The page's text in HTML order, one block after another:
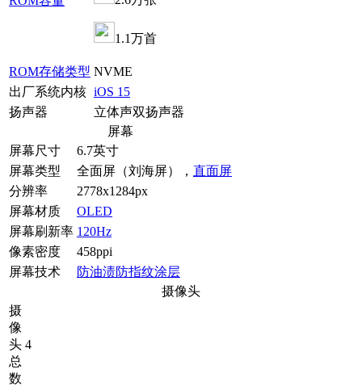
1.1万首
ROM存储类型 NVME
出厂系统内核 iOS 15
扬声器
立体声双扬声器
屏幕
屏幕尺寸
6.7英寸
屏幕类型
全面屏（刘海屏）， 直面屏
分辨率
2778x1284px
屏幕材质
OLED
屏幕刷新率 120Hz
像素密度
458ppi
屏幕技术
防油渍防指纹涂层
摄像头
摄
像
头
总
数
4